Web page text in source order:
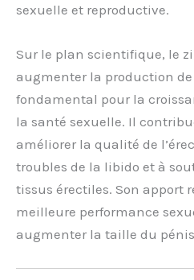
sexuelle et reproductive.
Sur le plan scientifique, le
augmenter la production
fondamental pour la
la santé sexuelle. Il
améliorer la qualité de
troubles de la libido et à
tissus érectiles. Son apport
meilleure performance
augmenter la taille du